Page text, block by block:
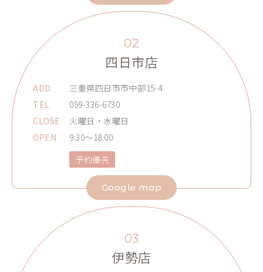
02
四日市店
ADD
三重県四日市市中部15-4
TEL
059-336-6730
CLOSE
火曜日・水曜日
OPEN
9:30～18:00
予約優先
Google map
03
伊勢店